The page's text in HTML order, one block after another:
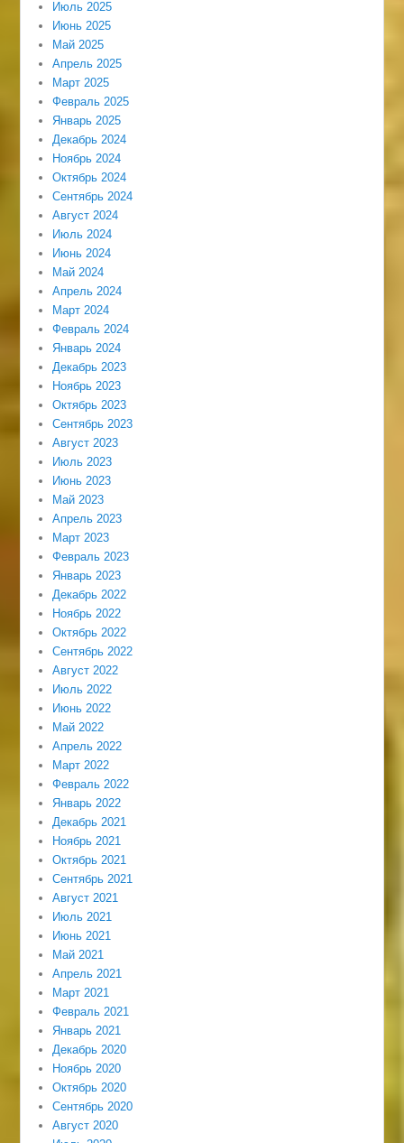
Июль 2025
Июнь 2025
Май 2025
Апрель 2025
Март 2025
Февраль 2025
Январь 2025
Декабрь 2024
Ноябрь 2024
Октябрь 2024
Сентябрь 2024
Август 2024
Июль 2024
Июнь 2024
Май 2024
Апрель 2024
Март 2024
Февраль 2024
Январь 2024
Декабрь 2023
Ноябрь 2023
Октябрь 2023
Сентябрь 2023
Август 2023
Июль 2023
Июнь 2023
Май 2023
Апрель 2023
Март 2023
Февраль 2023
Январь 2023
Декабрь 2022
Ноябрь 2022
Октябрь 2022
Сентябрь 2022
Август 2022
Июль 2022
Июнь 2022
Май 2022
Апрель 2022
Март 2022
Февраль 2022
Январь 2022
Декабрь 2021
Ноябрь 2021
Октябрь 2021
Сентябрь 2021
Август 2021
Июль 2021
Июнь 2021
Май 2021
Апрель 2021
Март 2021
Февраль 2021
Январь 2021
Декабрь 2020
Ноябрь 2020
Октябрь 2020
Сентябрь 2020
Август 2020